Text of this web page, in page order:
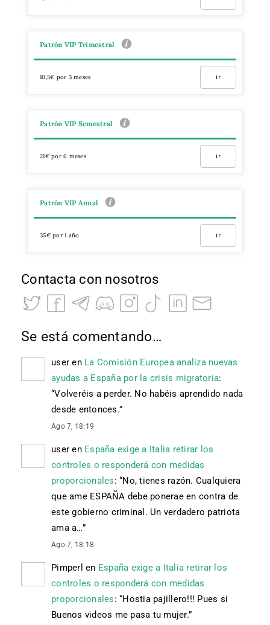
Patrón VIP Trimestral
10,5€ por 3 meses Ir
Patrón VIP Semestral
21€ por 6 meses Ir
Patrón VIP Anual
35€ por 1 año Ir
Contacta con nosotros
Se está comentando…
user en La Comisión Europea analiza nuevas
ayudas a España por la crisis migratoria:
“Volveréis a perder. No habéis aprendido nada
desde entonces.”
Ago 7, 18:19
user en España exige a Italia retirar los
controles o responderá con medidas
proporcionales: “No, tienes razón. Cualquiera
que ame ESPAÑA debe ponerae en contra de
este gobierno criminal. Un verdadero patriota
ama a…”
Ago 7, 18:18
Pimperl en España exige a Italia retirar los
controles o responderá con medidas
proporcionales: “Hostia pajillero!!! Pues si
Buenos videos me pasa tu mujer.”